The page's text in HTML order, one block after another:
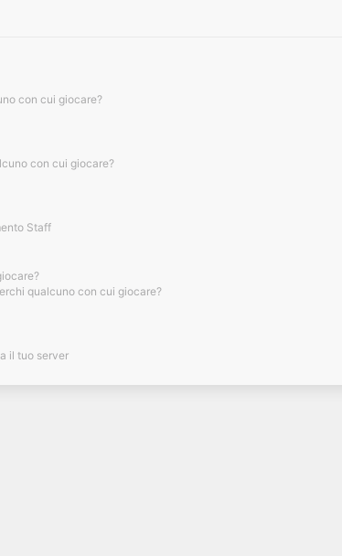
con cui giocare?
con cui giocare?
Staff
qualcuno con cui giocare?
il tuo server